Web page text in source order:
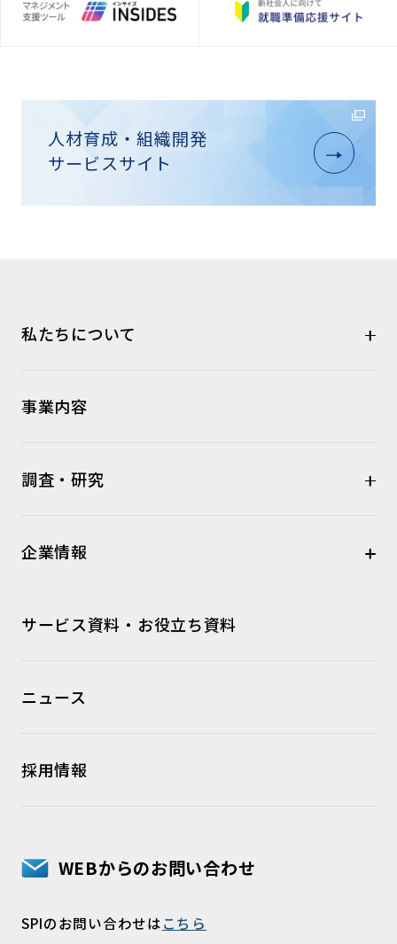
人材育成・組織開発
サービスサイト
私たちについて
事業内容
調査・研究
企業情報
サービス資料・お役立ち資料
ニュース
採用情報
WEBからのお問い合わせ
SPIのお問い合わせはこちら